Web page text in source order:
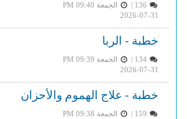
الجمعة PM 09:40
2026-07-31
خطبة - الربا
134 |
الجمعة PM 09:39
2026-07-31
خطبة - علاج الهموم والأحزان
الجمعة PM 09:38